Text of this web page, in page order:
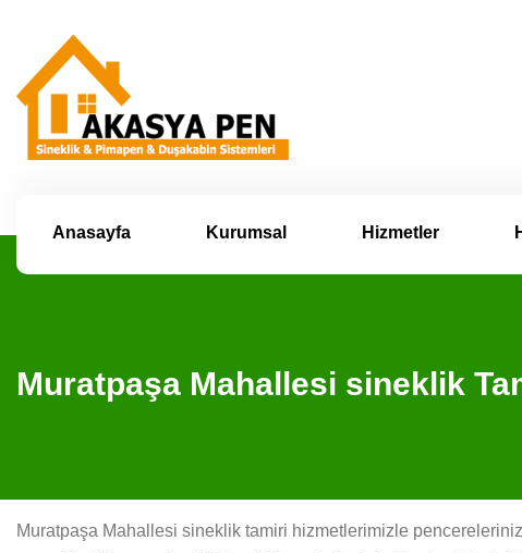
Anasayfa Kurumsal Hizmetler
Muratpaşa Mahallesi sineklik
Muratpaşa Mahallesi sineklik tamiri hizmetlerimizle